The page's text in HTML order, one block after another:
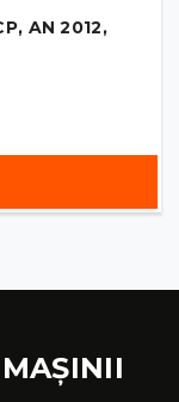
AN 2012,